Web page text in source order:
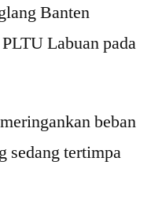
Banten
Labuan pada
beban
sedang tertimpa